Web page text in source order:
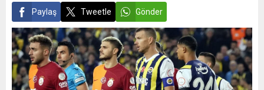
Paylaş Tweetle Gönder